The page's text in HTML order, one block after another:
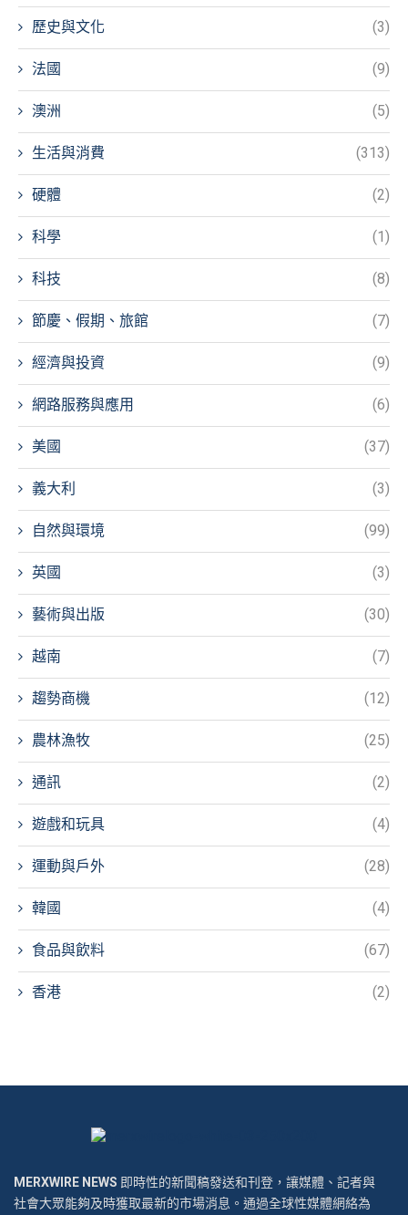
歷史與文化 (3)
法國 (9)
澳洲 (5)
生活與消費 (313)
硬體 (2)
科學 (1)
科技 (8)
節慶、假期、旅館 (7)
經濟與投資 (9)
網路服務與應用 (6)
美國 (37)
義大利 (3)
自然與環境 (99)
英國 (3)
藝術與出版 (30)
越南 (7)
趨勢商機 (12)
農林漁牧 (25)
通訊 (2)
遊戲和玩具 (4)
運動與戶外 (28)
韓國 (4)
食品與飲料 (67)
香港 (2)
MERXWIRE NEWS 即時性的新聞稿發送和刊登，讓媒體、記者與
社會大眾能夠及時獲取最新的市場消息。通過全球性媒體網絡為